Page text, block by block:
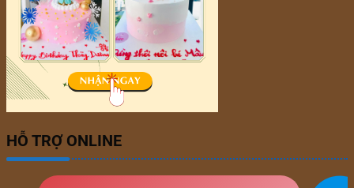
HỖ TRỢ ONLINE